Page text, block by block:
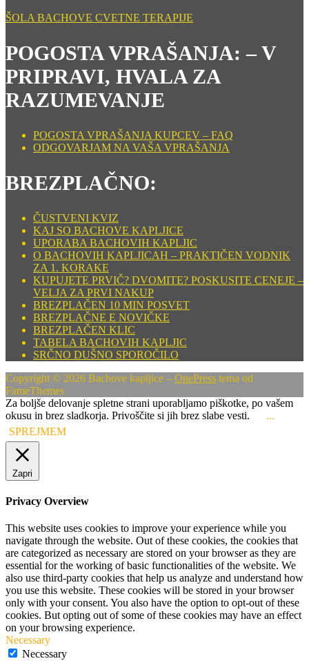
ŠOLA BACHOVE CVETNE TERAPIJE
POGOSTA VPRAŠANJA: – V
PRIPRAVI, HVALA ZA
RAZUMEVANJE
POGOSTA VPRAŠANJA KUPCEV – FAQ
ODGOVARJAM NA VAŠA VPRAŠANJA
BREZPLAČNO:
ČUSTVENI KVIZ
KAJ SO BACHOVE KAPLJICE
UPORABA BACHOVIH KAPLJIC
O BACHOVIH KAPLJICAH – PRAKTIČEN VODNIK
ZA 1. KORAKE
KUPUJETE PRVIČ? DVOMITE? POSKUSITE CENEJE –
VELJA ZA PRVI NAKUP
BREZPLAČEN 10 MIN POSVET
BREZPLAČNE E NOVIČKE
BREZPLAČEN KLIC
TABELA BACHOVIH KAPLJIC
SRČNO DUŠNO SPOROČILO
Copyright © 2026 Bachove kapljice – OnePress tema od
FameThemes
Za boljše delovanje spletne strani uporabljamo piškotke, po vašem
okusu in brez sladkorja. Privoščite si jih brez slabe vesti.
...
SPREJMEM
Zapri
Privacy Overview
This website uses cookies to improve your experience while you
navigate through the website. Out of these cookies, the cookies that
are categorized as necessary are stored on your browser as they are
essential for the working of basic functionalities of the website. We
also use third-party cookies that help us analyze and understand how
you use this website. These cookies will be stored in your browser
only with your consent. You also have the option to opt-out of these
cookies. But opting out of some of these cookies may have an effect
on your browsing experience.
Necessary
Necessary